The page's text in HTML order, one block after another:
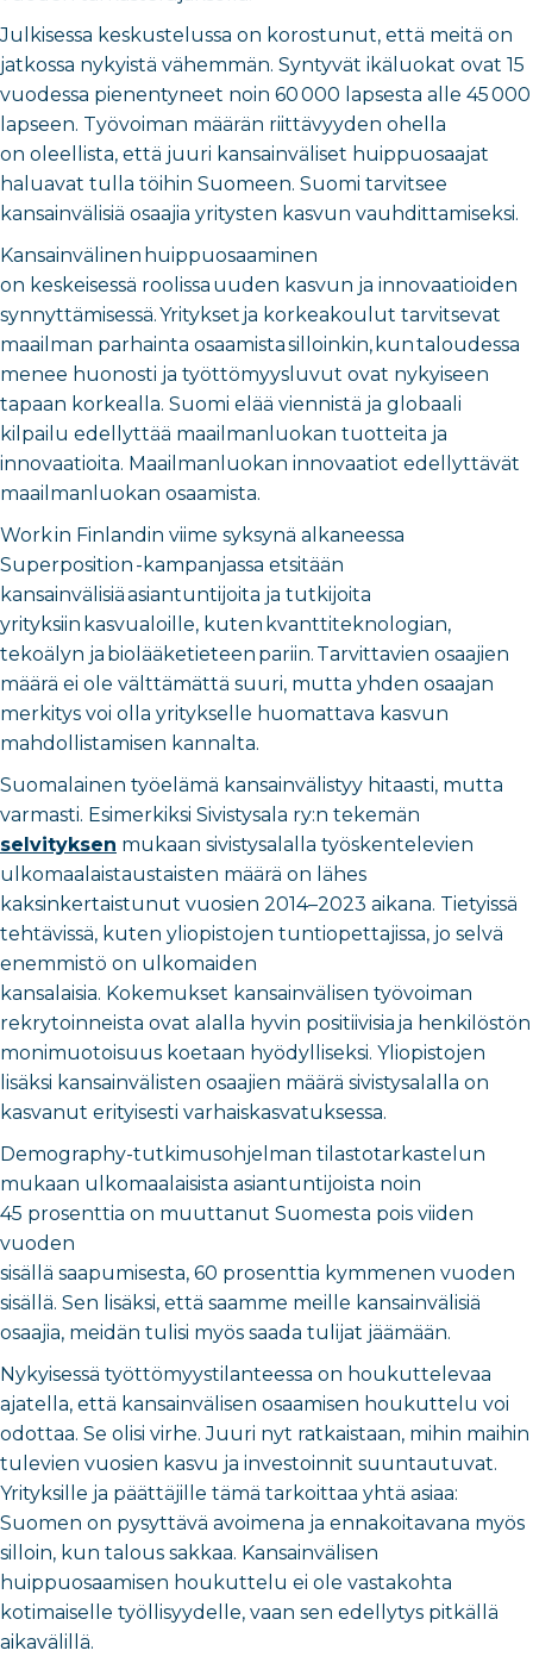
Julkisessa keskustelussa on korostunut, että meitä on
jatkossa nykyistä vähemmän. Syntyvät ikäluokat ovat 15
vuodessa pienentyneet noin 60 000 lapsesta alle 45 000
lapseen. Työvoiman määrän riittävyyden ohella
on oleellista, että juuri kansainväliset huippuosaajat
haluavat tulla töihin Suomeen. Suomi tarvitsee
kansainvälisiä osaajia yritysten kasvun vauhdittamiseksi.
Kansainvälinen huippuosaaminen
on keskeisessä roolissa uuden kasvun ja innovaatioiden
synnyttämisessä. Yritykset ja korkeakoulut tarvitsevat
maailman parhainta osaamista silloinkin, kun taloudessa
menee huonosti ja työttömyysluvut ovat nykyiseen
tapaan korkealla. Suomi elää viennistä ja globaali
kilpailu edellyttää maailmanluokan tuotteita ja
innovaatioita. Maailmanluokan innovaatiot edellyttävät
maailmanluokan osaamista.
Work in Finlandin viime syksynä alkaneessa
Superposition -kampanjassa etsitään
kansainvälisiä asiantuntijoita ja tutkijoita
yrityksiin kasvualoille, kuten kvanttiteknologian,
tekoälyn ja biolääketieteen pariin. Tarvittavien osaajien
määrä ei ole välttämättä suuri, mutta yhden osaajan
merkitys voi olla yritykselle huomattava kasvun
mahdollistamisen kannalta.
Suomalainen työelämä kansainvälistyy hitaasti, mutta
varmasti. Esimerkiksi Sivistysala ry:n tekemän
selvityksen mukaan sivistysalalla työskentelevien
ulkomaalaistaustaisten määrä on lähes
kaksinkertaistunut vuosien 2014–2023 aikana. Tietyissä
tehtävissä, kuten yliopistojen tuntiopettajissa, jo selvä
enemmistö on ulkomaiden
kansalaisia. Kokemukset kansainvälisen työvoiman
rekrytoinneista ovat alalla hyvin positiivisia ja henkilöstön
monimuotoisuus koetaan hyödylliseksi. Yliopistojen
lisäksi kansainvälisten osaajien määrä sivistysalalla on
kasvanut erityisesti varhaiskasvatuksessa.
Demography-tutkimusohjelman tilastotarkastelun
mukaan ulkomaalaisista asiantuntijoista noin
45 prosenttia on muuttanut Suomesta pois viiden
vuoden
sisällä saapumisesta, 60 prosenttia kymmenen vuoden
sisällä. Sen lisäksi, että saamme meille kansainvälisiä
osaajia, meidän tulisi myös saada tulijat jäämään.
Nykyisessä työttömyystilanteessa on houkuttelevaa
ajatella, että kansainvälisen osaamisen houkuttelu voi
odottaa. Se olisi virhe. Juuri nyt ratkaistaan, mihin maihin
tulevien vuosien kasvu ja investoinnit suuntautuvat.
Yrityksille ja päättäjille tämä tarkoittaa yhtä asiaa:
Suomen on pysyttävä avoimena ja ennakoitavana myös
silloin, kun talous sakkaa. Kansainvälisen
huippuosaamisen houkuttelu ei ole vastakohta
kotimaiselle työllisyydelle, vaan sen edellytys pitkällä
aikavälillä.